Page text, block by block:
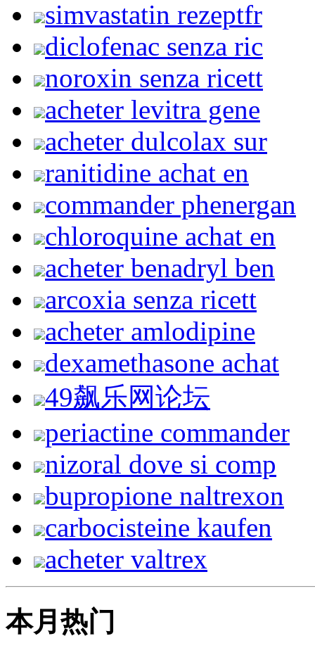
simvastatin rezeptfr
diclofenac senza ric
noroxin senza ricett
acheter levitra gene
acheter dulcolax sur
ranitidine achat en
commander phenergan
chloroquine achat en
acheter benadryl ben
arcoxia senza ricett
acheter amlodipine
dexamethasone achat
49飙乐网论坛
periactine commander
nizoral dove si comp
bupropione naltrexon
carbocisteine kaufen
acheter valtrex
本月热门